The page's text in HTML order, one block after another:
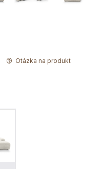
Otázka na produkt